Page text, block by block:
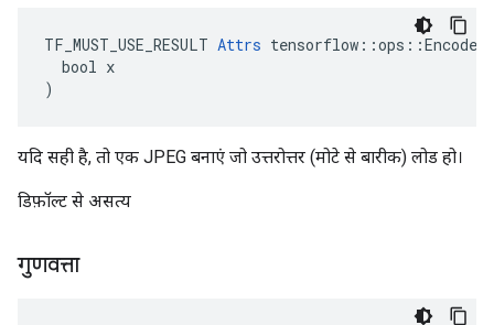
TF_MUST_USE_RESULT Attrs
  bool x
)
यदि सही है, तो एक JPEG बनाएं जो उत्तरोत्तर (मोटे से बारीक) लोड हो।
डिफ़ॉल्ट से असत्य
गुणवत्ता